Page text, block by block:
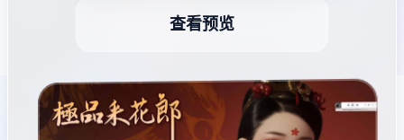
查看预览